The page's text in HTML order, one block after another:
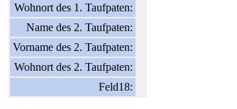
Wohnort des 1. Taufpaten:
Name des 2. Taufpaten:
Vorname des 2. Taufpaten:
Wohnort des 2. Taufpaten:
Feld18: